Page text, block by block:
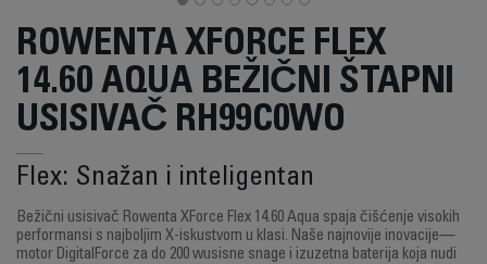
ROWENTA XFORCE FLEX
14.60 AQUA BEŽIČNI ŠTAPNI
USISIVAČ RH99C0WO
Flex: Snažan i inteligentan
Bežični usisivač Rowenta XForce Flex 14.60 Aqua spaja čišćenje visokih
performansi s najboljim X-iskustvom u klasi. Naše najnovije inovacije—
motor DigitalForce za do 200 wusisne snage i izuzetna baterija koja nudi